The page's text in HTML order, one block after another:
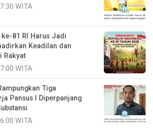
WITA
81 RI Harus Jadi
Keadilan dan
Rakyat
WITA
Tiga
Pansus I Diperpanjang
WITA